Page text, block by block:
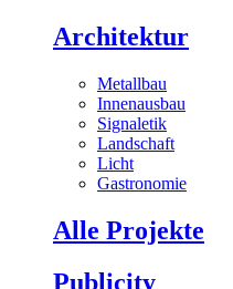
Architektur
Metallbau
Innenausbau
Signaletik
Landschaft
Licht
Gastronomie
Alle Projekte
Publicity